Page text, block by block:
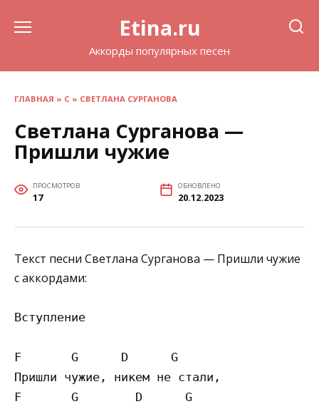
Etina.ru
Аккорды популярных песен
ГЛАВНАЯ » С » СВЕТЛАНА СУРГАНОВА
Светлана Сурганова —
Пришли чужие
ПРОСМОТРОВ
17
ОБНОВЛЕНО
20.12.2023
Текст песни Светлана Сурганова — Пришли чужие
с аккордами:
Вступление
F       G      D      G
Пришли чужие, никем не стали,
F       G        D      G